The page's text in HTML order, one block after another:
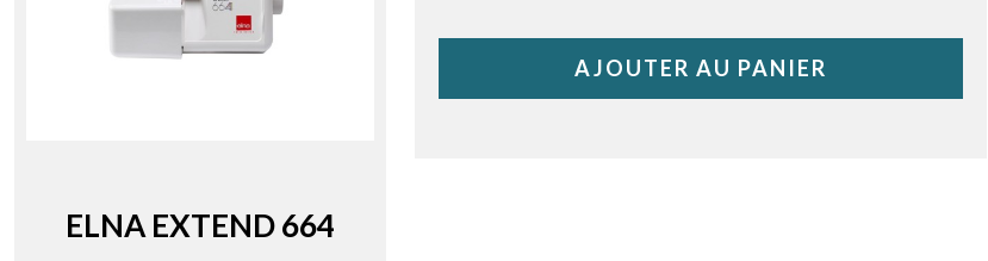
ELNA EXTEND 664
AJOUTER AU PANIER